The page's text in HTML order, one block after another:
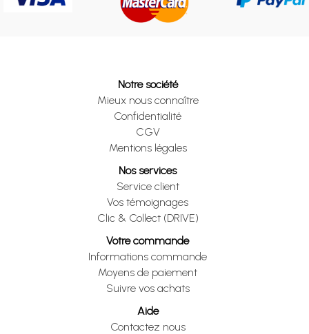
Notre société
Mieux nous connaître
Confidentialité
CGV
Mentions légales
Nos services
Service client
Vos témoignages
Clic & Collect (DRIVE)
Votre commande
Informations commande
Moyens de paiement
Suivre vos achats
Aide
Contactez nous